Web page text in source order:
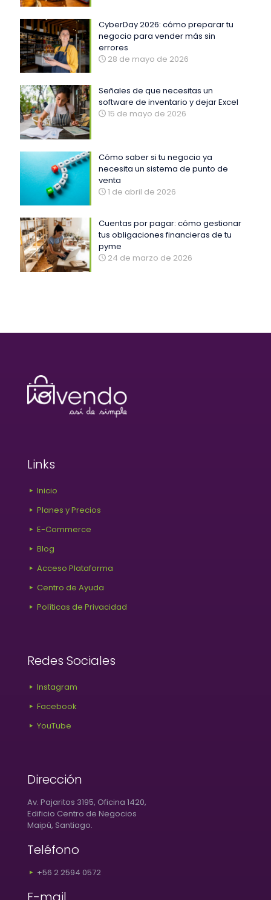
CyberDay 2026: cómo preparar tu
negocio para vender más sin
errores
28 de mayo de 2026
Señales de que necesitas un
software de inventario y dejar Excel
15 de mayo de 2026
Cómo saber si tu negocio ya
necesita un sistema de punto de
venta
1 de abril de 2026
Cuentas por pagar: cómo gestionar
tus obligaciones financieras de tu
pyme
24 de marzo de 2026
Links
Inicio
Planes y Precios
E-Commerce
Blog
Acceso Plataforma
Centro de Ayuda
Políticas de Privacidad
Redes Sociales
Instagram
Facebook
YouTube
Dirección
Av. Pajaritos 3195, Oficina 1420,
Edificio Centro de Negocios
Maipú, Santiago.
Teléfono
+56 2 2594 0572